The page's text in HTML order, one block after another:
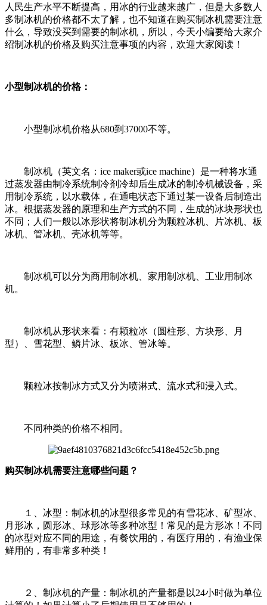
人民生产水平不断提高，用冰的行业越来越广，但是大多数人
多制冰机的价格都不太了解，也不知道在购买制冰机需要注意
什么，导致没买到需要的制冰机，所以，今天小编要给大家介
绍制冰机的价格及购买注意事项的内容，欢迎大家阅读！
小型制冰机的价格：
小型制冰机价格从680到37000不等。
制冰机（英文名：ice maker或ice machine）是一种将水通
过蒸发器由制冷系统制冷剂冷却后生成冰的制冷机械设备，采
用制冷系统，以水载体，在通电状态下通过某一设备后制造出
冰。根据蒸发器的原理和生产方式的不同，生成的冰块形状也
不同；人们一般以冰形状将制冰机分为颗粒冰机、片冰机、板
冰机、管冰机、壳冰机等等。
制冰机可以分为商用制冰机、家用制冰机、工业用制冰
机。
制冰机从形状来看：有颗粒冰（圆柱形、方块形、月
型）、雪花型、鳞片冰、板冰、管冰等。
颗粒冰按制冰方式又分为喷淋式、流水式和浸入式。
不同种类的价格不相同。
购买制冰机需要注意哪些问题？
１、冰型：制冰机的冰型很多常见的有雪花冰、矿型冰、
月形冰，圆形冰、球形冰等多种冰型！常见的是方形冰！不同
的冰型对应不同的用途，有餐饮用的，有医疗用的，有渔业保
鲜用的，有非常多种类！
２、制冰机的产量：制冰机的产量都是以24小时做为单位